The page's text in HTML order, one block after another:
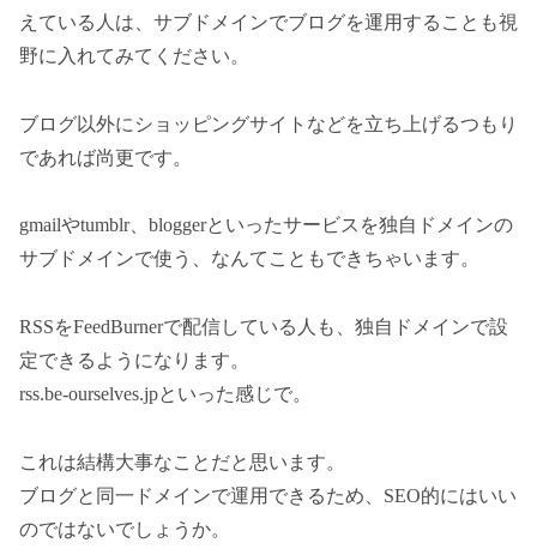
えている人は、サブドメインでブログを運用することも視
野に入れてみてください。
ブログ以外にショッピングサイトなどを立ち上げるつもり
であれば尚更です。
gmailやtumblr、bloggerといったサービスを独自ドメインの
サブドメインで使う、なんてこともできちゃいます。
RSSをFeedBurnerで配信している人も、独自ドメインで設
定できるようになります。
rss.be-ourselves.jpといった感じで。
これは結構大事なことだと思います。
ブログと同一ドメインで運用できるため、SEO的にはいい
のではないでしょうか。